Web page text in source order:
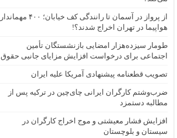
از پرواز در آسمان تا رانندگی کف خیابان؛ ۴۰۰ مهماندار
هواپیما در تهران اخراج شدند؟!
طومار سیزده‌هزار امضایی بازنشستگان تأمین
اجتماعی برای درخواست افزایش مزایای جانبی حقوق
تصویب قطعنامه پیشنهادی آمریکا علیه ایران
ضرب‌وشتم کارگران ایرانی چای‌چین در ترکیه پس از
مطالبه دستمزد
افزایش فشار معیشتی و موج اخراج کارگران در
سیستان و بلوچستان